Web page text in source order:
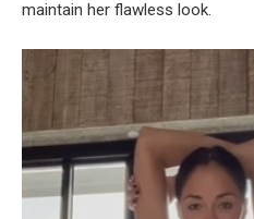
maintain her flawless look.